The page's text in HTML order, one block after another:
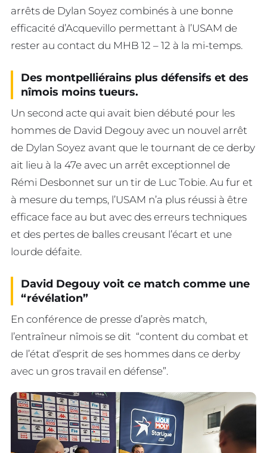
arrêts de Dylan Soyez combinés à une bonne
efficacité d’Acquevillo permettant à l’USAM de
rester au contact du MHB 12 – 12 à la mi-temps.
Des montpelliérains plus défensifs et des
nîmois moins tueurs.
Un second acte qui avait bien débuté pour les
hommes de David Degouy avec un nouvel arrêt
de Dylan Soyez avant que le tournant de ce derby
ait lieu à la 47e avec un arrêt exceptionnel de
Rémi Desbonnet sur un tir de Luc Tobie. Au fur et
à mesure du temps, l’USAM n’a plus réussi à être
efficace face au but avec des erreurs techniques
et des pertes de balles creusant l’écart et une
lourde défaite.
David Degouy voit ce match comme une
“révélation”
En conférence de presse d’après match,
l’entraîneur nîmois se dit “content du combat et
de l’état d’esprit de ses hommes dans ce derby
avec un gros travail en défense”.